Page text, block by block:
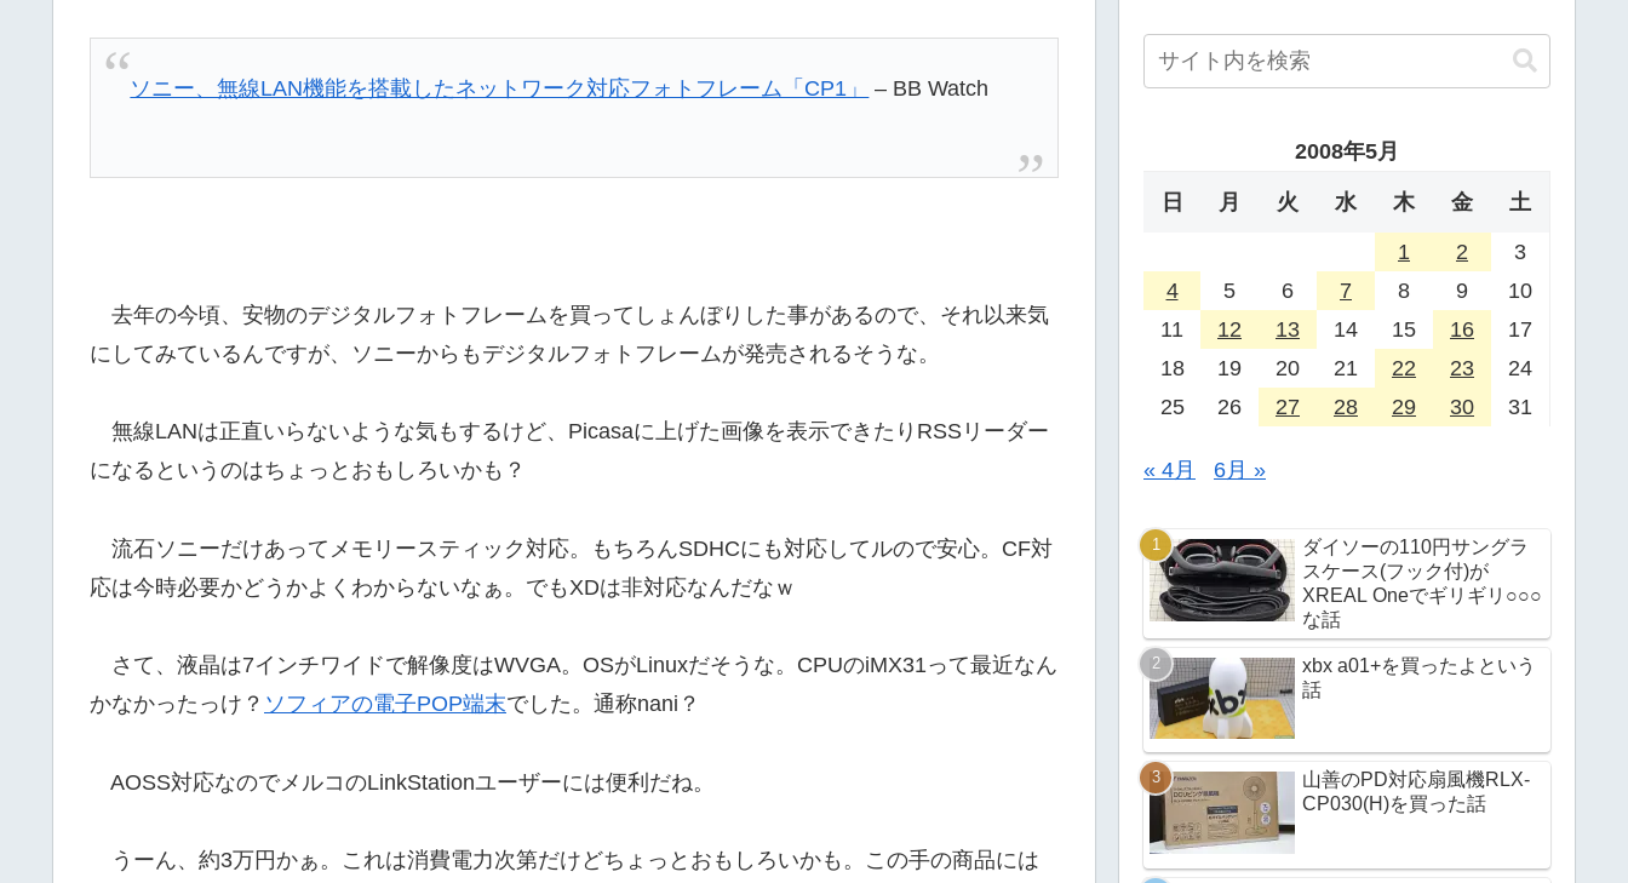
ソニー、無線LAN機能を搭載したネットワーク対応フォトフレーム「CP1」 – BB Watch
去年の今頃、安物のデジタルフォトフレームを買ってしょんぼりした事があるので、それ以来気
にしてみているんですが、ソニーからもデジタルフォトフレームが発売されるそうな。
無線LANは正直いらないような気もするけど、Picasaに上げた画像を表示できたりRSSリーダー
になるというのはちょっとおもしろいかも？
流石ソニーだけあってメモリースティック対応。もちろんSDHCにも対応してルので安心。CF対
応は今時必要かどうかよくわからないなぁ。でもXDは非対応なんだなｗ
さて、液晶は7インチワイドで解像度はWVGA。OSがLinuxだそうな。CPUのiMX31って最近なん
かなかったっけ？ ソフィアの電子POP端末でした。通称nani？
AOSS対応なのでメルコのLinkStationユーザーには便利だね。
うーん、約3万円かぁ。これは消費電力次第だけどちょっとおもしろいかも。この手の商品には
2008年5月
日 月 火 水 木 金 土
1 2
3
4
5 6 7 8 9
10
11
12 13 14 15 16
17
18
19 20 21 22 23
24
25
26 27 28 29 30 31
« 4月 6月 »
ダイソーの110円サングラ
スケース(フック付)が
XREAL Oneでギリギリ○○○
な話
xbx a01+を買ったよという
話
山善のPD対応扇風機RLX-
CP030(H)を買った話